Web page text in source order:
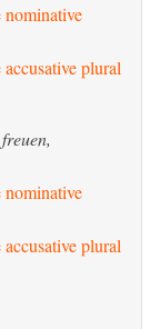
nominative
plural
nominative
plural